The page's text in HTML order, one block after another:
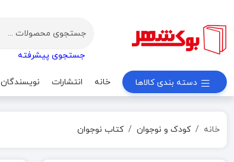
جستجوی پیشرفته
دسته بندی کالاها خانه انتشارات نویسندگان
خانه کودک و نوجوان کتاب نوجوان